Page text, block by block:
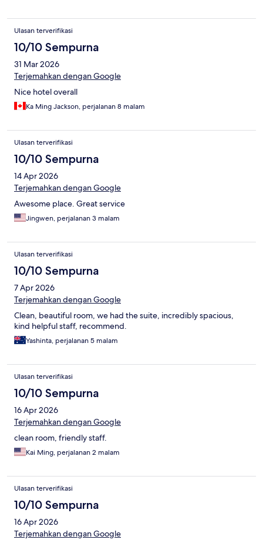
Ulasan terverifikasi
10/10 Sempurna
31 Mar 2026
Terjemahkan dengan Google
Nice hotel overall
Ka Ming Jackson, perjalanan 8 malam
Ulasan terverifikasi
10/10 Sempurna
14 Apr 2026
Terjemahkan dengan Google
Awesome place. Great service
Jingwen, perjalanan 3 malam
Ulasan terverifikasi
10/10 Sempurna
7 Apr 2026
Terjemahkan dengan Google
Clean, beautiful room, we had the suite, incredibly spacious,
kind helpful staff, recommend.
Yashinta, perjalanan 5 malam
Ulasan terverifikasi
10/10 Sempurna
16 Apr 2026
Terjemahkan dengan Google
clean room, friendly staff.
Kai Ming, perjalanan 2 malam
Ulasan terverifikasi
10/10 Sempurna
16 Apr 2026
Terjemahkan dengan Google